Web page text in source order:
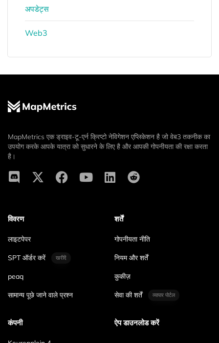
अपडेट्स
Web3
MapMetrics एक ड्राइव-टू-एर्न क्रिप्टो नेविगेशन एप्लिकेशन है जो वेब3 तकनीक का
उपयोग करके आपके यात्रा को सुधारने के लिए है और आपकी गोपनीयता की रक्षा करता
है।
विवरण
लाइटपेपर
SPT ऑर्डर करें खरीदें
peaq
सामान्य पूछे जाने वाले प्रश्न
शर्तें
गोपनीयता नीति
नियम और शर्तें
कुकीज़
सेवा की शर्तें व्यापार पोर्टल
कंपनी ऐप डाउनलोड करें